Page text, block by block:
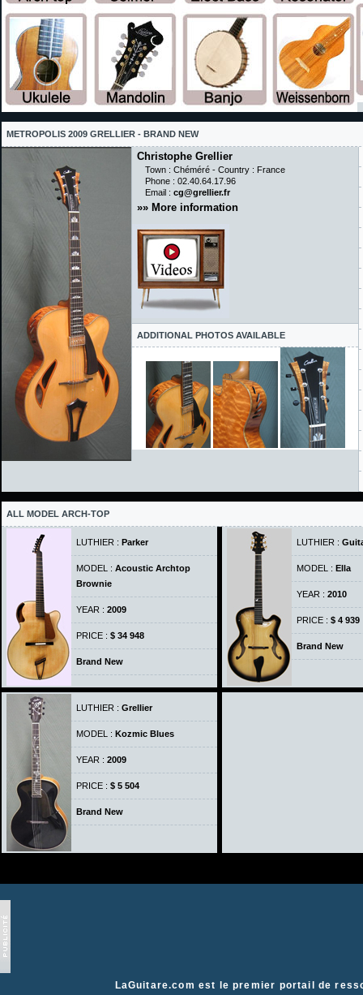
METROPOLIS 2009 GRELLIER - BRAND NEW
Christophe Grellier
Town : Chéméré - Country : France
Phone : 02.40.64.17.96
Email : cg@grellier.fr
»» More information
ADDITIONAL PHOTOS AVAILABLE
ALL MODEL ARCH-TOP
LUTHIER : Parker
MODEL : Acoustic Archtop
Brownie
YEAR : 2009
PRICE : $ 34 948
Brand New
LUTHIER :
MODEL : Ella
YEAR : 2010
PRICE : $ 4 939
Brand New
LUTHIER : Grellier
MODEL : Kozmic Blues
YEAR : 2009
PRICE : $ 5 504
Brand New
LaGuitare.com est le premier portail de